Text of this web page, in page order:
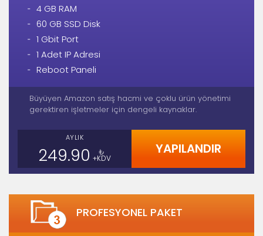
4 GB RAM
60 GB SSD Disk
1 Gbit Port
1 Adet IP Adresi
Reboot Paneli
Büyüyen Amazon satış hacmi ve çoklu ürün yönetimi
gerektiren işletmeler için dengeli kaynaklar.
AYLIK
249.90 ₺
+KDV
YAPILANDIR
PROFESYONEL PAKET